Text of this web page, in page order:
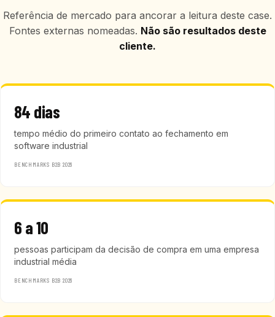
Referência de mercado para ancorar a leitura deste case.
Fontes externas nomeadas. Não são resultados deste
cliente.
84 dias
tempo médio do primeiro contato ao fechamento em
software industrial
BENCHMARKS B2B 2026
6 a 10
pessoas participam da decisão de compra em uma empresa
industrial média
BENCHMARKS B2B 2026